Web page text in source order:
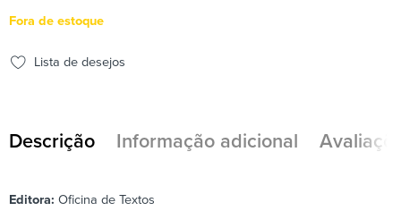
Fora de estoque
Lista de desejos
Descrição Informação adicional
Editora: Oficina de Textos